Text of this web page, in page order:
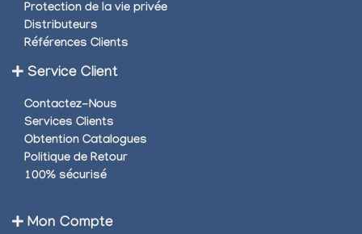
Protection de la vie privée
Distributeurs
Références Clients
Service Client
Contactez-Nous
Services Clients
Obtention Catalogues
Politique de Retour
100% sécurisé
Mon Compte